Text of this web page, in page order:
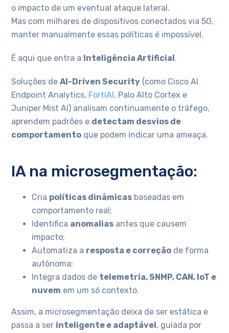
o impacto de um eventual ataque lateral.
Mas com milhares de dispositivos conectados via 5G,
manter manualmente essas políticas é impossível.
É aqui que entra a Inteligência Artificial .
Soluções deAI-Driven Security (como Cisco AI
Endpoint Analytics, FortiAI , Palo Alto Cortex e
Juniper Mist AI) analisam continuamente o tráfego,
aprendem padrões e detectam desvios de
comportamento que podem indicar uma ameaça.
IA na microsegmentação:
Cria políticas dinâmicas baseadas em
comportamento real;
Identifica anomalias antes que causem
impacto;
Automatiza a resposta e correção de forma
autônoma;
Integra dados de telemetria, SNMP, CAN, IoT e
nuvem em um só contexto.
Assim, a microsegmentação deixa de ser estática e
passa a ser inteligente e adaptável , guiada por